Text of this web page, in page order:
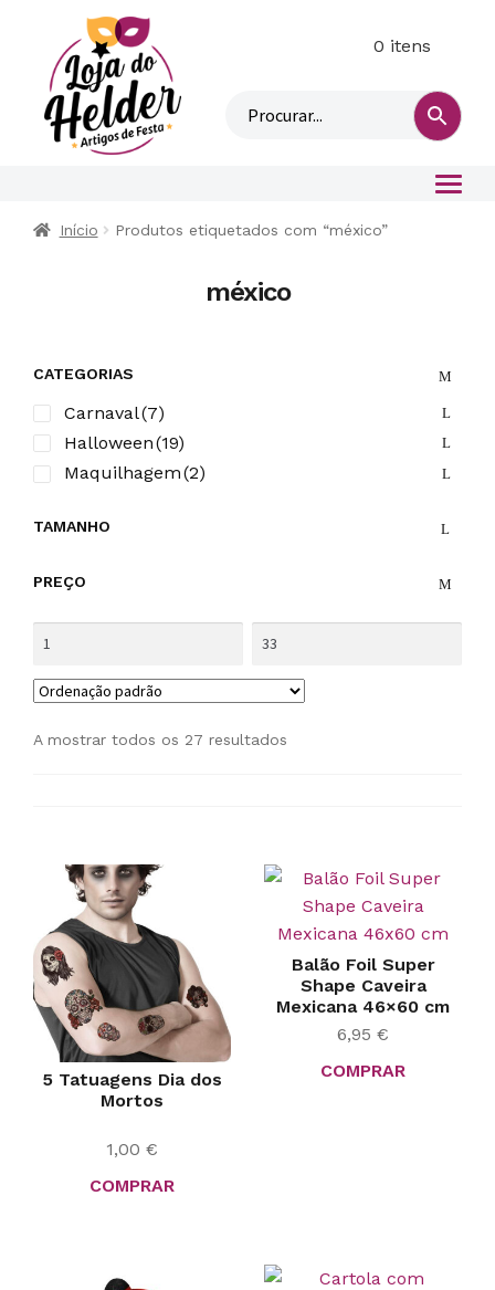
n
0 itens
Início Produtos etiquetados com “méxico”
méxico
CATEGORIAS
Carnaval(7)
Halloween(19)
Maquilhagem(2)
TAMANHO
PREÇO
A mostrar todos os 27 resultados
5 Tatuagens Dia dos
Mortos
1,00 €
COMPRAR
Balão Foil Super
Shape Caveira
Mexicana 46×60 cm
6,95 €
COMPRAR